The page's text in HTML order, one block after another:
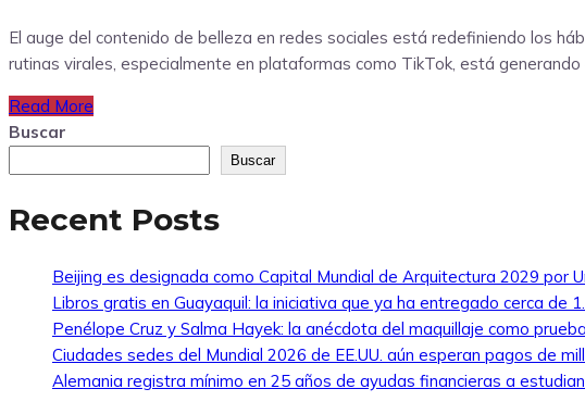
El auge del contenido de belleza en redes sociales está redefiniendo los
rutinas virales, especialmente en plataformas como TikTok, está
Read More
Buscar
Buscar
Recent Posts
Beijing es designada como Capital Mundial de Arquitectura 2029 por
Libros gratis en Guayaquil: la iniciativa que ya ha entregado cerca de
Penélope Cruz y Salma Hayek: la anécdota del maquillaje como
Ciudades sedes del Mundial 2026 de EE.UU. aún esperan pagos de
Alemania registra mínimo en 25 años de ayudas financieras a